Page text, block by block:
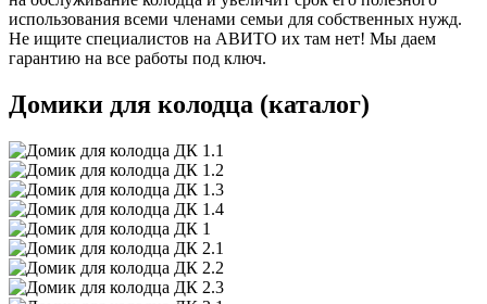
использования всеми членами семьи для собственных нужд.
Не ищите специалистов на АВИТО их там нет! Мы даем
гарантию на все работы под ключ.
Домики для колодца (каталог)